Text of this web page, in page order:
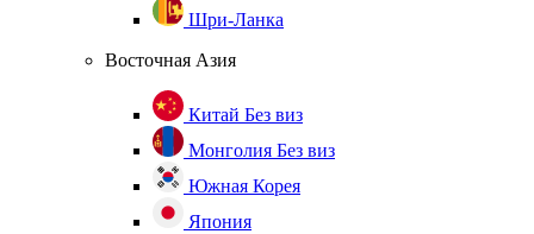
Шри-Ланка
Восточная Азия
Китай Без виз
Монголия Без виз
Южная Корея
Япония